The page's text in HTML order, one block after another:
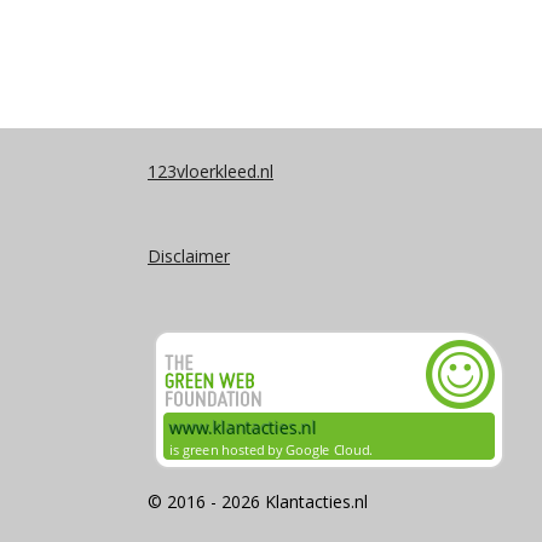
123vloerkleed.nl
Disclaimer
© 2016 - 2026 Klantacties.nl